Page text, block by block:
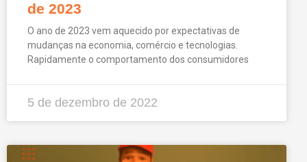
de 2023
O ano de 2023 vem aquecido por expectativas de
mudanças na economia, comércio e tecnologias.
Rapidamente o comportamento dos consumidores
5 de dezembro de 2022